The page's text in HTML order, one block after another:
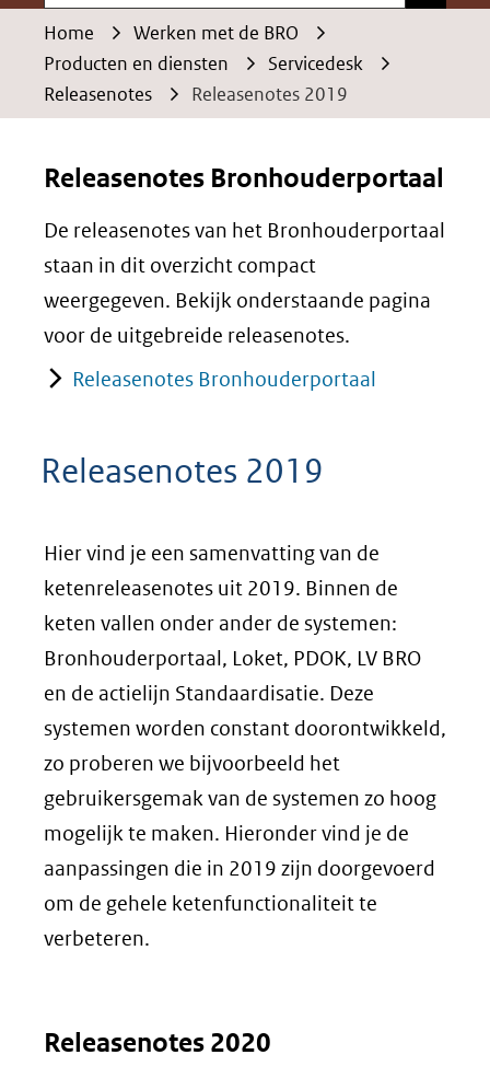
Home
Werken met de BRO
Producten en diensten
Servicedesk
Releasenotes
Releasenotes 2019
Releasenotes
2019
Releasenotes Bronhouderportaal
De releasenotes van het Bronhouderportaal
staan in dit overzicht compact
weergegeven. Bekijk onderstaande pagina
voor de uitgebreide releasenotes.
Releasenotes Bronhouderportaal
Releasenotes 2019
Hier vind je een samenvatting van de
ketenreleasenotes uit 2019. Binnen de
keten vallen onder ander de systemen:
Bronhouderportaal, Loket, PDOK, LV BRO
en de actielijn Standaardisatie. Deze
systemen worden constant doorontwikkeld,
zo proberen we bijvoorbeeld het
gebruikersgemak van de systemen zo hoog
mogelijk te maken. Hieronder vind je de
aanpassingen die in 2019 zijn doorgevoerd
om de gehele ketenfunctionaliteit te
verbeteren.
Releasenotes 2020